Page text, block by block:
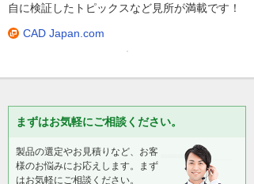
自に検証したトピックスなど見所が満載です！
CAD Japan.com
まずはお気軽にご相談ください。
製品の選定やお見積りなど、お客
様のお悩みにお応えします。まず
はお気軽にご相談ください。